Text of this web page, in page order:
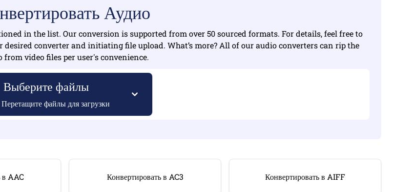
Аудио
in the list. Our conversion is supported from over 50 sourced formats. For details, feel free to
desired converter and initiating file upload. What’s more? All of our audio converters can rip the
from video files per user's convenience.
Выберите файлы
файлы для загрузки
в AAC Конвертировать в AC3 Конвертировать в AIFF